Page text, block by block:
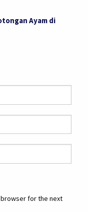
Ayam di
for the next